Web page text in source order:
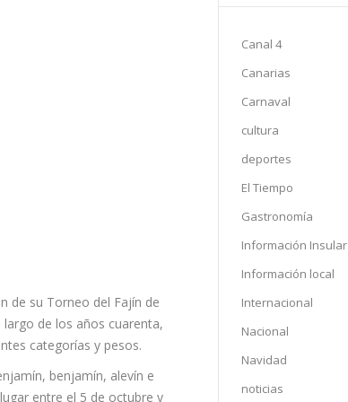
de su Torneo del Fajín de
de los años cuarenta,
categorías y pesos.
benjamín, alevín e
entre el 5 de octubre y
Canal 4
Canarias
Carnaval
cultura
deportes
El Tiempo
Gastronomía
Información Insular
Información local
Internacional
Nacional
Navidad
noticias